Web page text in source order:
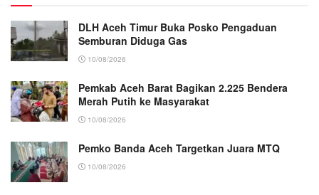
DLH Aceh Timur Buka Posko Pengaduan
Semburan Diduga Gas
10/08/2026
Pemkab Aceh Barat Bagikan 2.225 Bendera
Merah Putih ke Masyarakat
10/08/2026
Pemko Banda Aceh Targetkan Juara MTQ
10/08/2026